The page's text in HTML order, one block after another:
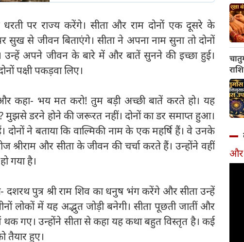
धरती पर राज्य करेंगे। सीता और राम दोनों एक दूसरे के
सुख से जीवन बिताएंगे। सीता ने अपना नाम सुना तो दोनों
उन्हें अपने जीवन के बारे में और बातें सुनने की इच्छा हुई।
पक्षी पकड़वा लिए।
कहा- भय मत करो! तुम बड़ी अच्छी बातें करते हो। यह
मुझसे डरने होने की जरूरत नहीं। दोनों का डर समाप्त हुआ।
ने बताया कि वाल्मिकी नाम के एक महर्षि हैं। वे उनके
श्रीराम और सीता के जीवन की चर्चा करते हैं। उन्होंने वहीं
गया है।
दशरथ पुत्र श्री राम शिव का धनुष भंग करेंगे और सीता उन्हें
लोकों में यह अद्भुत जोड़ी बनेगी। सीता पूछती जातीं और
थक गए। उन्होंने सीता से कहा यह कथा बहुत विस्तृत है। कई
तैयार हुए।
और